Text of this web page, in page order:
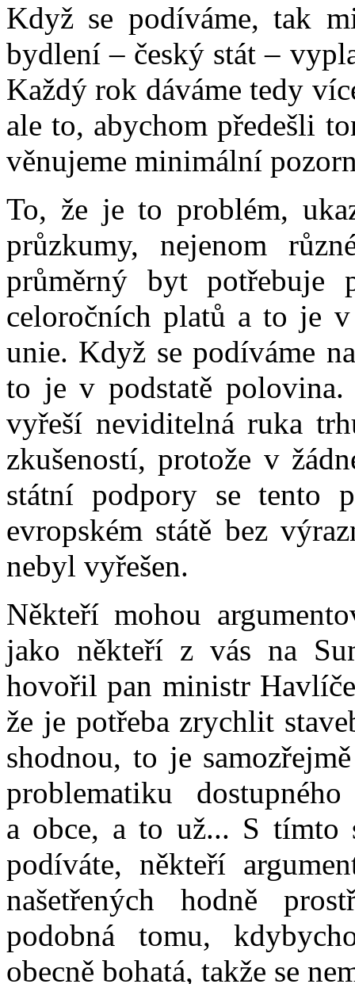
Když se podíváme, tak
bydlení – český stát –
Každý rok dáváme tedy
ale to, abychom předešli
věnujeme minimální
To, že je to problém,
průzkumy, nejenom
průměrný byt potřebuje
celoročních platů a to je
unie. Když se podíváme
to je v podstatě
vyřeší neviditelná ruka
zkušeností, protože v
státní podpory se tento
evropském státě bez
nebyl vyřešen.
Někteří mohou
jako někteří z vás na
hovořil pan ministr
že je potřeba zrychlit
shodnou, to je
problematiku
a obce, a to už... S tímto
podíváte, někteří
našetřených hodně
podobná tomu,
obecně bohatá, takže se